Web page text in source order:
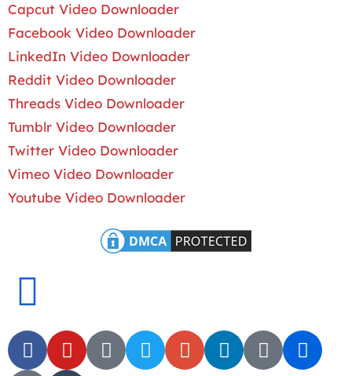
Capcut Video Downloader
Facebook Video Downloader
LinkedIn Video Downloader
Reddit Video Downloader
Threads Video Downloader
Tumblr Video Downloader
Twitter Video Downloader
Vimeo Video Downloader
Youtube Video Downloader